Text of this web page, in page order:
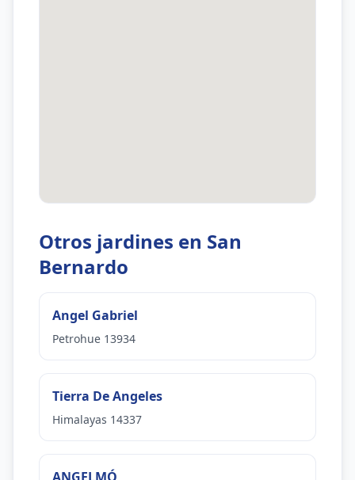
Otros jardines en San
Bernardo
Angel Gabriel
Petrohue 13934
Tierra De Angeles
Himalayas 14337